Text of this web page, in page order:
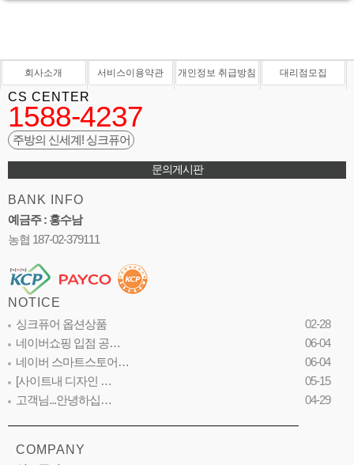
회사소개 서비스이용약관 개인정보 취급방침 대리점모집
CS CENTER
1588-4237
주방의 신세계! 싱크퓨어
문의게시판
BANK INFO
예금주 : 홍수남
농협 187-02-379111
NOTICE
싱크퓨어 옵션상품
02-28
네이버쇼핑 입점 공…
06-04
네이버 스마트스토어…
06-04
[사이트내 디자인 …
05-15
고객님...안녕하십…
04-29
COMPANY